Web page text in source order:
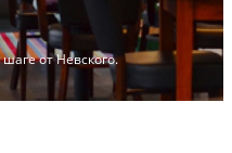
от Невского.